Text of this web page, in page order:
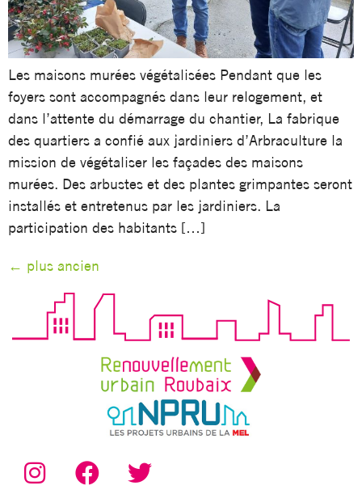
Les maisons murées végétalisées Pendant que les
foyers sont accompagnés dans leur relogement, et
dans l’attente du démarrage du chantier, La fabrique
des quartiers a confié aux jardiniers d’Arbraculture la
mission de végétaliser les façades des maisons
murées. Des arbustes et des plantes grimpantes seront
installés et entretenus par les jardiniers. La
participation des habitants […]
← plus ancien